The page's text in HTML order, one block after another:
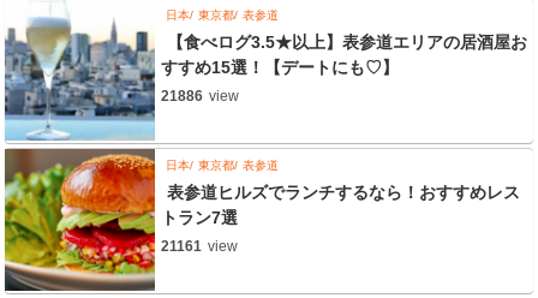
日本 東京都 表参道
【食べログ3.5★以上】表参道エリアの居酒屋お
すすめ15選！【デートにも♡】
21886 view
日本 東京都 表参道
表参道ヒルズでランチするなら！おすすめレス
トラン7選
21161 view